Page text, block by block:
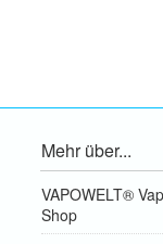
Mehr über...
VAPOWELT®
Shop